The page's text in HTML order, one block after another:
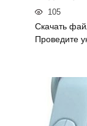
105
Скачать
Проведите